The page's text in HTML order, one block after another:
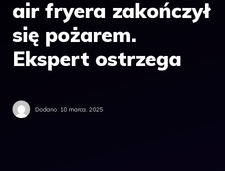
air fryera zakończył
się pożarem.
Ekspert ostrzega
Dodano: 18 marca, 2025